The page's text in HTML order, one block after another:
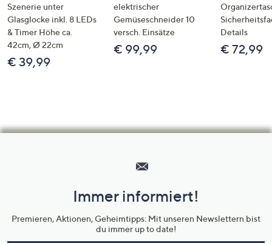
Szenerie unter
Glasglocke inkl. 8 LEDs
& Timer Höhe ca.
42cm, Ø 22cm
€ 39,99
elektrischer
Gemüseschneider 10
versch. Einsätze
€ 99,99
Details
€ 72,99
Unternehmensinformationen
Immer informiert!
Premieren, Aktionen, Geheimtipps: Mit unseren Newslettern bist
du immer up to date!